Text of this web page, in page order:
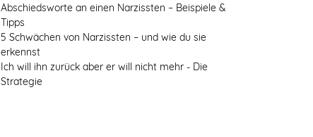
Abschiedsworte an einen Narzissten – Beispiele &
Tipps
5 Schwächen von Narzissten – und wie du sie
erkennst
Ich will ihn zurück aber er will nicht mehr - Die
Strategie